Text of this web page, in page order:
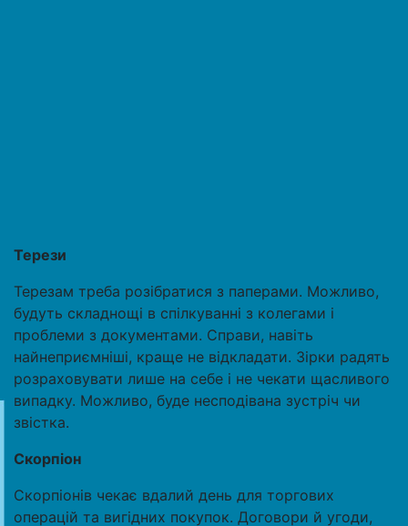
Терези
Терезам треба розібратися з паперами. Можливо,
будуть складнощі в спілкуванні з колегами і
проблеми з документами. Справи, навіть
найнеприємніші, краще не відкладати. Зірки радять
розраховувати лише на себе і не чекати щасливого
випадку. Можливо, буде несподівана зустріч чи
звістка.
Скорпіон
Скорпіонів чекає вдалий день для торгових
операцій та вигідних покупок. Договори й угоди,